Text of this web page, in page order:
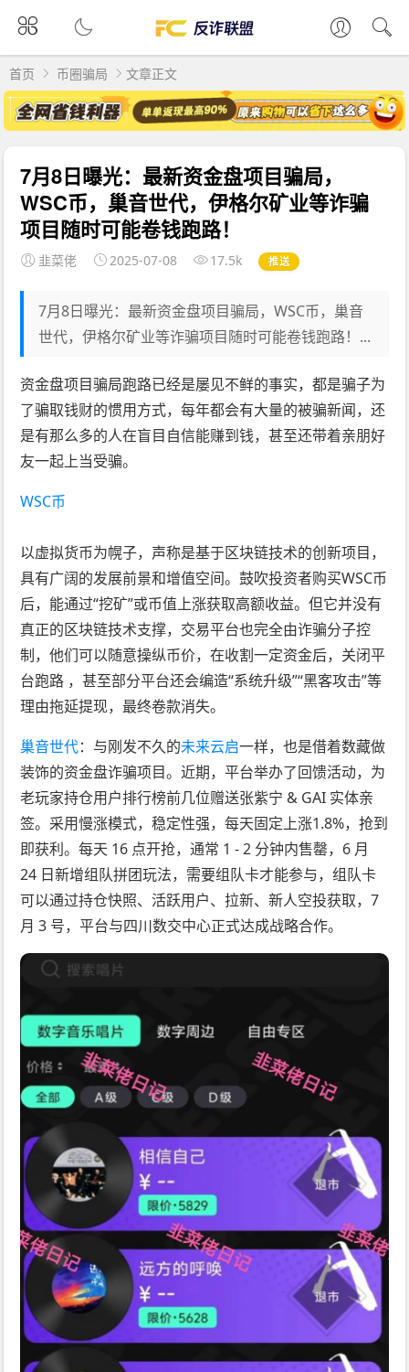
首页 币圈骗局 文章正文
7月8日曝光：最新资金盘项目骗局，
WSC币，巢音世代，伊格尔矿业等诈骗
项目随时可能卷钱跑路！
韭菜佬 2025-07-08 17.5k 推送
7月8日曝光：最新资金盘项目骗局，WSC币，巢音
世代，伊格尔矿业等诈骗项目随时可能卷钱跑路！...
资金盘项目骗局跑路已经是屡见不鲜的事实，都是骗子为
了骗取钱财的惯用方式，每年都会有大量的被骗新闻，还
是有那么多的人在盲目自信能赚到钱，甚至还带着亲朋好
友一起上当受骗。
WSC币
以虚拟货币为幌子，声称是基于区块链技术的创新项目，
具有广阔的发展前景和增值空间。鼓吹投资者购买WSC币
后，能通过“挖矿”或币值上涨获取高额收益。但它并没有
真正的区块链技术支撑，交易平台也完全由诈骗分子控
制，他们可以随意操纵币价，在收割一定资金后，关闭平
台跑路 ，甚至部分平台还会编造“系统升级”“黑客攻击”等
理由拖延提现，最终卷款消失。
巢音世代：与刚发不久的未来云启一样，也是借着数藏做
装饰的资金盘诈骗项目。近期，平台举办了回馈活动，为
老玩家持仓用户排行榜前几位赠送张紫宁 & GAI 实体亲
签。采用慢涨模式，稳定性强，每天固定上涨1.8%，抢到
即获利。每天 16 点开抢，通常 1 - 2 分钟内售罄，6 月
24 日新增组队拼团玩法，需要组队卡才能参与，组队卡
可以通过持仓快照、活跃用户、拉新、新人空投获取，7
月 3 号，平台与四川数交中心正式达成战略合作。